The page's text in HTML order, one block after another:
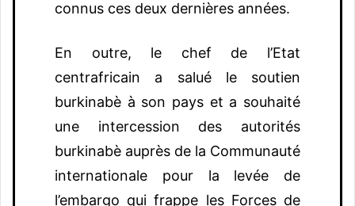
connus ces deux dernières années.
En outre, le chef de l’Etat
centrafricain a salué le soutien
burkinabè à son pays et a souhaité
une intercession des autorités
burkinabè auprès de la Communauté
internationale pour la levée de
l’embargo qui frappe les Forces de